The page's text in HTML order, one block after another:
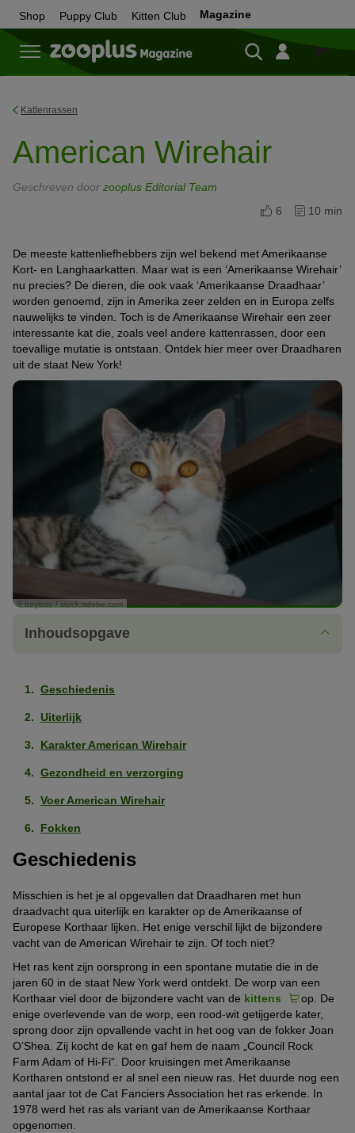
Shop Puppy Club Kitten Club Magazine
Shop
Kattenrassen
American Wirehair
Geschreven door zooplus Editorial Team
6
10 min
De meeste kattenliefhebbers zijn wel bekend met Amerikaanse
Kort- en Langhaarkatten. Maar wat is een ‘Amerikaanse Wirehair’
nu precies? De dieren, die ook vaak ‘Amerikaanse Draadhaar’
worden genoemd, zijn in Amerika zeer zelden en in Europa zelfs
nauwelijks te vinden. Toch is de Amerikaanse Wirehair een zeer
interessante kat die, zoals veel andere kattenrassen, door een
toevallige mutatie is ontstaan. Ontdek hier meer over Draadharen
uit de staat New York!
© boyloso / stock.adobe.com
Inhoudsopgave
Geschiedenis
Uiterlijk
Karakter American Wirehair
Gezondheid en verzorging
Voer American Wirehair
Fokken
Geschiedenis
Misschien is het je al opgevallen dat Draadharen met hun
draadvacht qua uiterlijk en karakter op de Amerikaanse of
Europese Korthaar lijken. Het enige verschil lijkt de bijzondere
vacht van de American Wirehair te zijn. Of toch niet?
Het ras kent zijn oorsprong in een spontane mutatie die in de
jaren 60 in de staat New York werd ontdekt. De worp van een
Korthaar viel door de bijzondere vacht van de kittens
op. De
enige overlevende van de worp, een rood-wit getijgerde kater,
sprong door zijn opvallende vacht in het oog van de fokker Joan
O’Shea. Zij kocht de kat en gaf hem de naam „Council Rock
Farm Adam of Hi-Fi“. Door kruisingen met Amerikaanse
Kortharen ontstond er al snel een nieuw ras. Het duurde nog een
aantal jaar tot de Cat Fanciers Association het ras erkende. In
1978 werd het ras als variant van de Amerikaanse Korthaar
opgenomen.